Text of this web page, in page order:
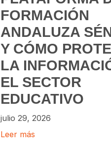
FORMACIÓN
ANDALUZA
Y CÓMO
LA
EL SECTOR
EDUCATIVO
julio 29, 2026
Leer más